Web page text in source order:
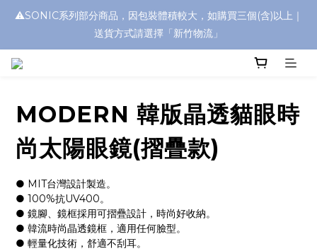
浮水太陽眼鏡🌊 全面升級新上市🎉
⚠️SONIC系列部分商品，因包裝體積較大，如購買三個(含)以上｜
送貨方式請選擇「新竹物流」
MODERN 韓版晶透貓眼時
尚太陽眼鏡(摺疊款)
● MIT台灣設計製造。
● 100%抗UV400。
● 鏡腳、鏡框採用可摺疊設計，時尚好收納。
● 韓流時尚晶透鏡框，適用任何臉型。
● 輕量化技術，舒適不刮耳。